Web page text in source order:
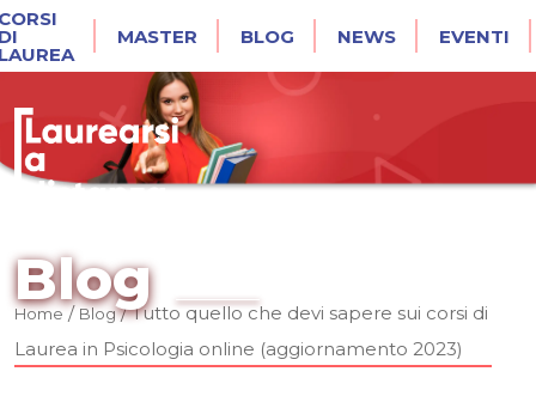
MASTER BLOG NEWS EVENTI
Blog
Home/Blog/Tutto quello che devi sapere sui corsi di
Laurea in Psicologia online (aggiornamento 2023)